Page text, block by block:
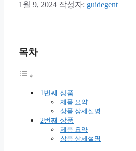
1월 9, 2024 작성자: guidegent
목차
1번째 상품
제품 요약
상품 상세설명
2번째 상품
제품 요약
상품 상세설명